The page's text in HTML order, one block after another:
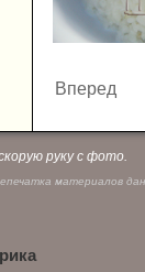
Вперед
руку с фото.
материалов